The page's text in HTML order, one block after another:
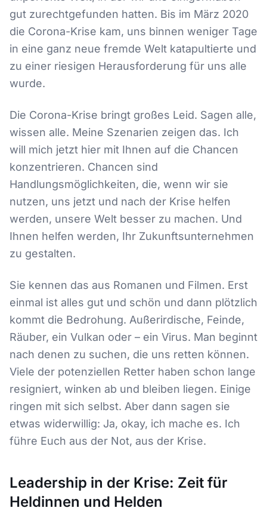
gut zurechtgefunden hatten. Bis im März 2020
die Corona-Krise kam, uns binnen weniger Tage
in eine ganz neue fremde Welt katapultierte und
zu einer riesigen Herausforderung für uns alle
wurde.
Die Corona-Krise bringt großes Leid. Sagen alle,
wissen alle. Meine Szenarien zeigen das. Ich
will mich jetzt hier mit Ihnen auf die Chancen
konzentrieren. Chancen sind
Handlungsmöglichkeiten, die, wenn wir sie
nutzen, uns jetzt und nach der Krise helfen
werden, unsere Welt besser zu machen. Und
Ihnen helfen werden, Ihr Zukunftsunternehmen
zu gestalten.
Sie kennen das aus Romanen und Filmen. Erst
einmal ist alles gut und schön und dann plötzlich
kommt die Bedrohung. Außerirdische, Feinde,
Räuber, ein Vulkan oder – ein Virus. Man beginnt
nach denen zu suchen, die uns retten können.
Viele der potenziellen Retter haben schon lange
resigniert, winken ab und bleiben liegen. Einige
ringen mit sich selbst. Aber dann sagen sie
etwas widerwillig: Ja, okay, ich mache es. Ich
führe Euch aus der Not, aus der Krise.
Leadership in der Krise: Zeit für
Heldinnen und Helden